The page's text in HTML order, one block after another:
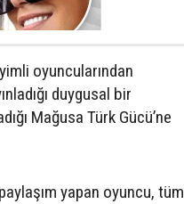
oyuncularından
duygusal bir
Mağusa Türk Gücü’ne
yapan oyuncu, tüm